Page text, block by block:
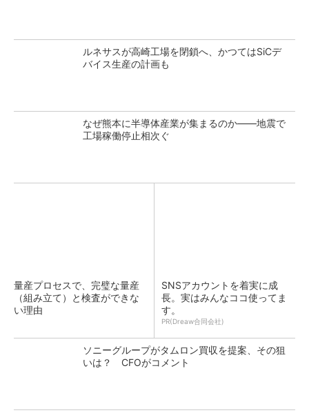
ルネサスが高崎工場を閉鎖へ、かつてはSiCデ
バイス生産の計画も
なぜ熊本に半導体産業が集まるのか――地震で
工場稼働停止相次ぐ
量産プロセスで、完璧な量産
（組み立て）と検査ができな
い理由
SNSアカウントを着実に成
長。実はみんなココ使ってま
す。
PR(Dreaw合同会社)
ソニーグループがタムロン買収を提案、その狙
いは？ CFOがコメント